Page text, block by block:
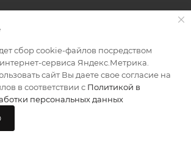
21-41-29
сбор cookie-файлов посредством
сервиса Яндекс.Метрика.
сайт Вы даете свое согласие на
в соответствии с Политикой в
персональных данных